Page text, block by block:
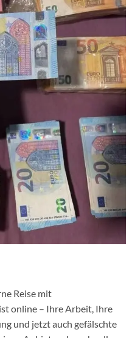
Reise mit
online – Ihre Arbeit, Ihre
und jetzt auch gefälschte